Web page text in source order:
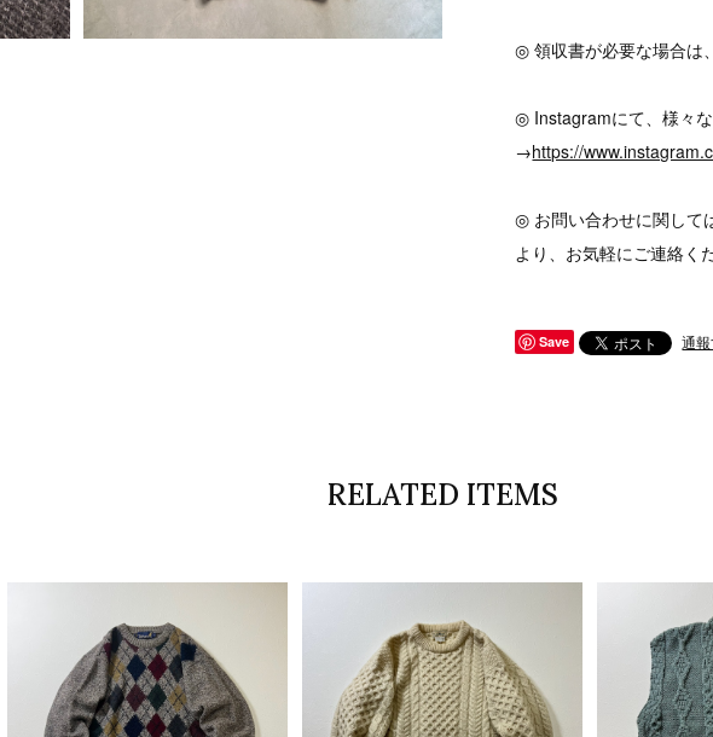
◎ 領収書が必要な場合は
◎ Instagramにて、様々
→https://
◎ お問い合わせに関して
より、お気軽にご連絡く
Save 通
RELATED ITEMS